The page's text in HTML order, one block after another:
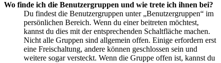
Wo finde ich die Benutzergruppen und wie trete ich ihnen bei?
Du findest die Benutzergruppen unter „Benutzergruppen“ im
persönlichen Bereich. Wenn du einer beitreten möchtest,
kannst du dies mit der entsprechenden Schaltfläche machen.
Nicht alle Gruppen sind allgemein offen. Einige erfordern erst
eine Freischaltung, andere können geschlossen sein und
weitere sogar versteckt. Wenn die Gruppe offen ist, kannst du